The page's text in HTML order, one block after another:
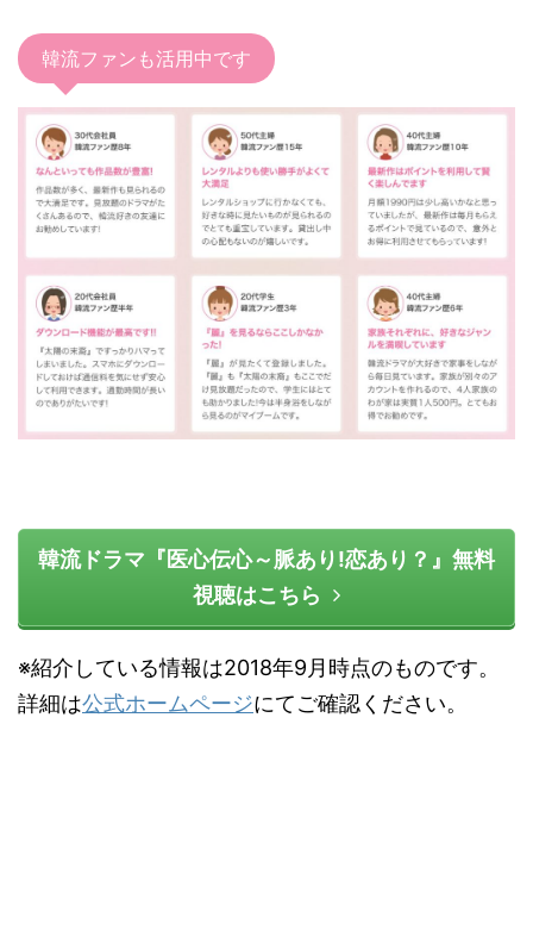
韓流ファンも活用中です
韓流ドラマ『医心伝心～脈あり!恋あり？』無料
視聴はこちら
※紹介している情報は2018年9月時点のものです。
詳細は公式ホームページにてご確認ください。